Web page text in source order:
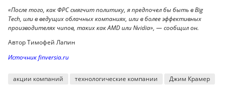
«После того, как ФРС смягчит политику, я предпочел бы быть в Big
Tech, или в ведущих облачных компаниях, или в более эффективных
производителях чипов, таких как AMD или Nvidia», — сообщил он.
Автор Тимофей Лапин
Источник finversia.ru
акции компаний технологические компании Джим Крамер